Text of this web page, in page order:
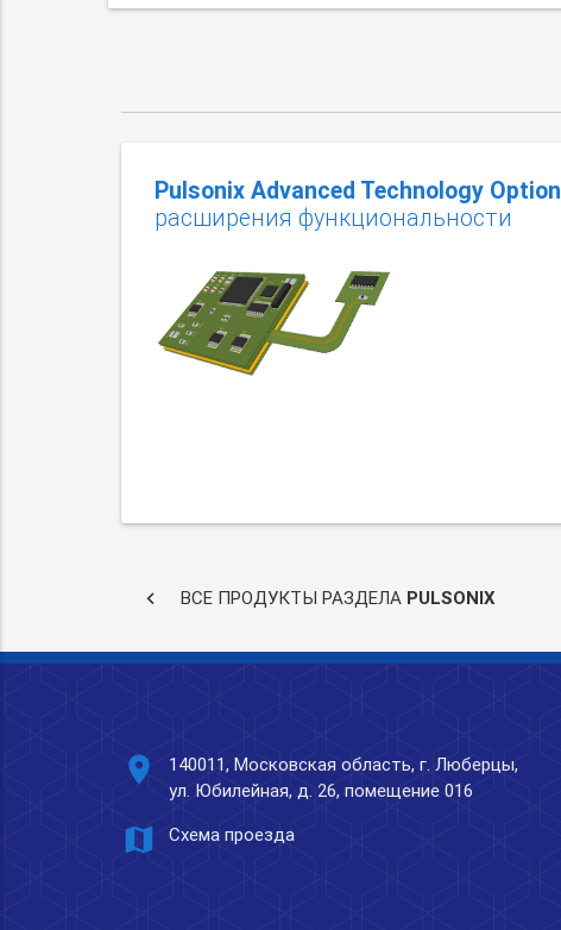
Pulsonix Advanced Technology Option
расширения функциональности
keyboard_arrow_left ВСЕ ПРОДУКТЫ РАЗДЕЛА PULSONIX
place
140011, Московская область, г. Люберцы,
ул. Юбилейная, д. 26, помещение 016
map Схема проезда